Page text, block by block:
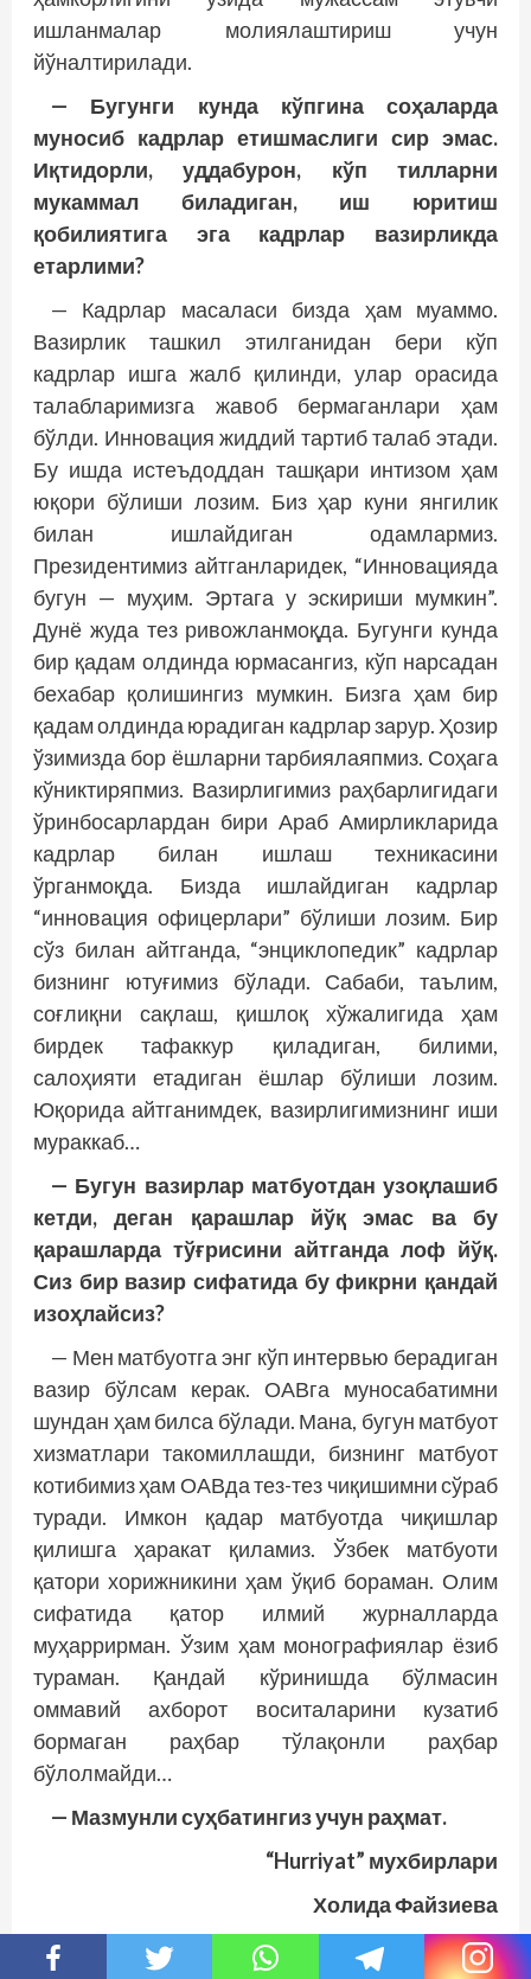
ишланмалар молиялаштириш учун
йўналтирилади.
— Бугунги кунда кўпгина соҳаларда
муносиб кадрлар етишмаслиги сир эмас.
Иқтидорли, уддабурон, кўп тилларни
мукаммал биладиган, иш юритиш
қобилиятига эга кадрлар вазирликда
етарлими?
— Кадрлар масаласи бизда ҳам муаммо.
Вазирлик ташкил этилганидан бери кўп
кадрлар ишга жалб қилинди, улар орасида
талабларимизга жавоб бермаганлари ҳам
бўлди. Инновация жиддий тартиб талаб этади.
Бу ишда истеъдоддан ташқари интизом ҳам
юқори бўлиши лозим. Биз ҳар куни янгилик
билан ишлайдиган одамлармиз.
Президентимиз айтганларидек, “Инновацияда
бугун — муҳим. Эртага у эскириши мумкин”.
Дунё жуда тез ривожланмоқда. Бугунги кунда
бир қадам олдинда юрмасангиз, кўп нарсадан
бехабар қолишингиз мумкин. Бизга ҳам бир
қадам олдинда юрадиган кадрлар зарур. Ҳозир
ўзимизда бор ёшларни тарбиялаяпмиз. Соҳага
кўниктиряпмиз. Вазирлигимиз раҳбарлигидаги
ўринбосарлардан бири Араб Амирликларида
кадрлар билан ишлаш техникасини
ўрганмоқда. Бизда ишлайдиган кадрлар
“инновация офицерлари” бўлиши лозим. Бир
сўз билан айтганда, “энциклопедик” кадрлар
бизнинг ютуғимиз бўлади. Сабаби, таълим,
соғлиқни сақлаш, қишлоқ хўжалигида ҳам
бирдек тафаккур қиладиган, билими,
салоҳияти етадиган ёшлар бўлиши лозим.
Юқорида айтганимдек, вазирлигимизнинг иши
мураккаб…
— Бугун вазирлар матбуотдан узоқлашиб
кетди, деган қарашлар йўқ эмас ва бу
қарашларда тўғрисини айтганда лоф йўқ.
Сиз бир вазир сифатида бу фикрни қандай
изоҳлайсиз?
— Мен матбуотга энг кўп интервью берадиган
вазир бўлсам керак. ОАВга муносабатимни
шундан ҳам билса бўлади. Мана, бугун матбуот
хизматлари такомиллашди, бизнинг матбуот
котибимиз ҳам ОАВда тез-тез чиқишимни сўраб
туради. Имкон қадар матбуотда чиқишлар
қилишга ҳаракат қиламиз. Ўзбек матбуоти
қатори хорижникини ҳам ўқиб бораман. Олим
сифатида қатор илмий журналларда
муҳаррирман. Ўзим ҳам монографиялар ёзиб
тураман. Қандай кўринишда бўлмасин
оммавий ахборот воситаларини кузатиб
бормаган раҳбар тўлақонли раҳбар
бўлолмайди…
— Мазмунли суҳбатингиз учун раҳмат.
“Hurriyat” мухбирлари
Холида Файзиева
ва Феруза Раҳимова